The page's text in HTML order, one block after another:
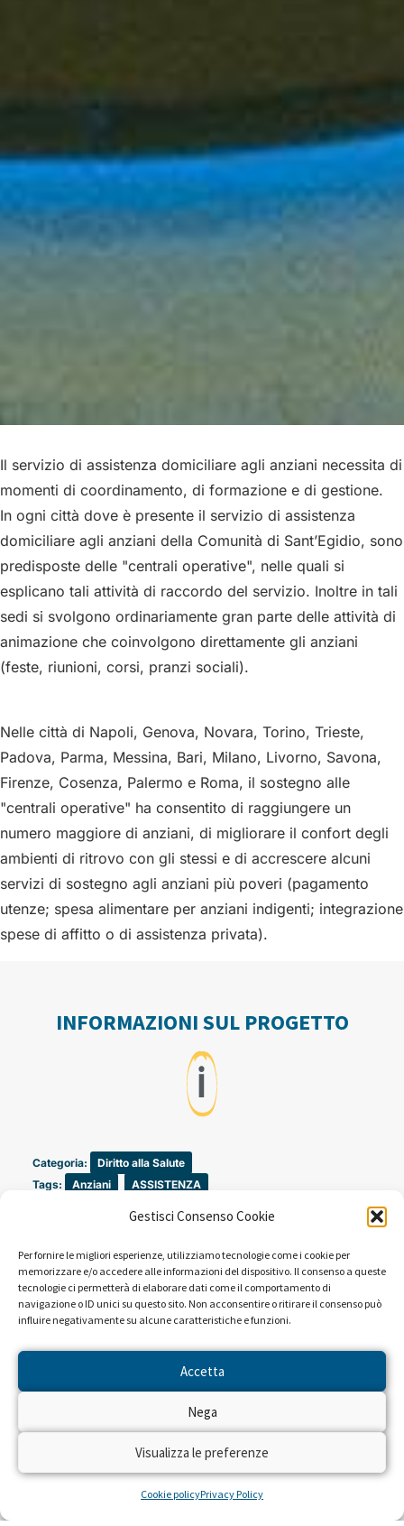
Gestisci Consenso Cookie
Per fornire le migliori esperienze, utilizziamo tecnologie come i cookie per
memorizzare e/o accedere alle informazioni del dispositivo. Il consenso a queste
tecnologie ci permetterà di elaborare dati come il comportamento di
navigazione o ID unici su questo sito. Non acconsentire o ritirare il consenso può
influire negativamente su alcune caratteristiche e funzioni.
Accetta
Nega
Visualizza le preferenze
Cookie policyPrivacy Policy
Il servizio di assistenza domiciliare agli anziani necessita di
momenti di coordinamento, di formazione e di gestione.
In ogni città dove è presente il servizio di assistenza
domiciliare agli anziani della Comunità di Sant’Egidio, sono
predisposte delle "centrali operative", nelle quali si
esplicano tali attività di raccordo del servizio. Inoltre in tali
sedi si svolgono ordinariamente gran parte delle attività di
animazione che coinvolgono direttamente gli anziani
(feste, riunioni, corsi, pranzi sociali).
Nelle città di Napoli, Genova, Novara, Torino, Trieste,
Padova, Parma, Messina, Bari, Milano, Livorno, Savona,
Firenze, Cosenza, Palermo e Roma, il sostegno alle
"centrali operative" ha consentito di raggiungere un
numero maggiore di anziani, di migliorare il confort degli
ambienti di ritrovo con gli stessi e di accrescere alcuni
servizi di sostegno agli anziani più poveri (pagamento
utenze; spesa alimentare per anziani indigenti; integrazione
spese di affitto o di assistenza privata).
INFORMAZIONI SUL PROGETTO
ℹ️
Categoria:
Diritto alla Salute
Tags:
Anziani ASSISTENZA
Campagne promosse a favore di questo progetto:
Vorrei essere viva quando morirò (2004)